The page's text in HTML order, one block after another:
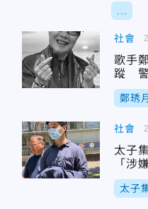
社會
歌手
蹤 警
鄭琇月
社會
太子
「涉
太子